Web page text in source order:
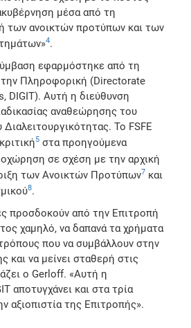
μέσα από τη
των ανοικτών προτύπων και των
4.
εφαρμόστηκε από τη
την Πληροφορική (Directorate
DIGIT). Αυτή η διεύθυνση
αναθεώρησης του
Το FSFE
5 στα προηγούμενα
σε σχέση με την αρχική
των Ανοικτών Προτύπων7 και
8.
προσδοκούν από την Επιτροπή
χαμηλό, να δαπανά τα χρήματα
που να συμβάλλουν στην
και να μείνει σταθερή στις
ο Gerloff. «Αυτή η
αποτυγχάνει και στα τρία
αξιοπιστία της Επιτροπής».